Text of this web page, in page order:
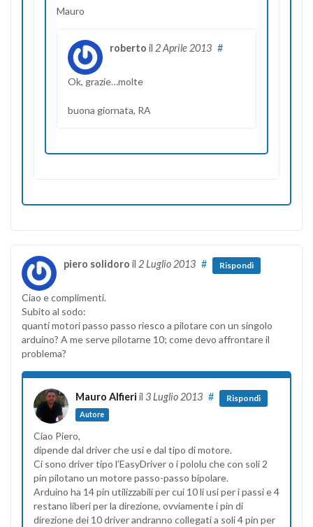
Mauro
roberto il 2 Aprile 2013 #
Ok, grazie…molte
buona giornata, RA
piero solidoro il 2 Luglio 2013 # Rispondi
Ciao e complimenti.
Subito al sodo:
quanti motori passo passo riesco a pilotare con un singolo
arduino? A me serve pilotarne 10; come devo affrontare il
problema?
Mauro Alfieri il 3 Luglio 2013
Autore
# Rispondi
Ciao Piero,
dipende dal driver che usi e dal tipo di motore.
Ci sono driver tipo l’EasyDriver o i pololu che con soli 2
pin pilotano un motore passo-passo bipolare.
Arduino ha 14 pin utilizzabili per cui 10 li usi per i passi e 4
restano liberi per la direzione, ovviamente i pin di
direzione dei 10 driver andranno collegati a soli 4 pin per